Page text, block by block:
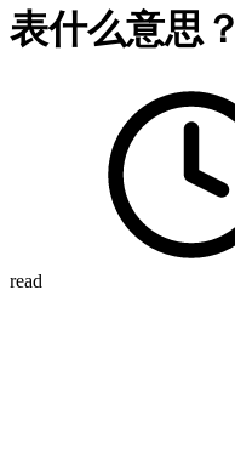
表什么意思？
read